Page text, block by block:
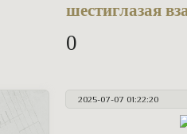
шестиглазая
0
2025-07-07 01:22:20